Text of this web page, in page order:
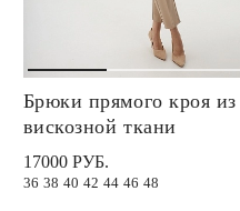
Брюки прямого кроя из
вискозной ткани
17000 РУБ.
36 38 40 42 44 46 48